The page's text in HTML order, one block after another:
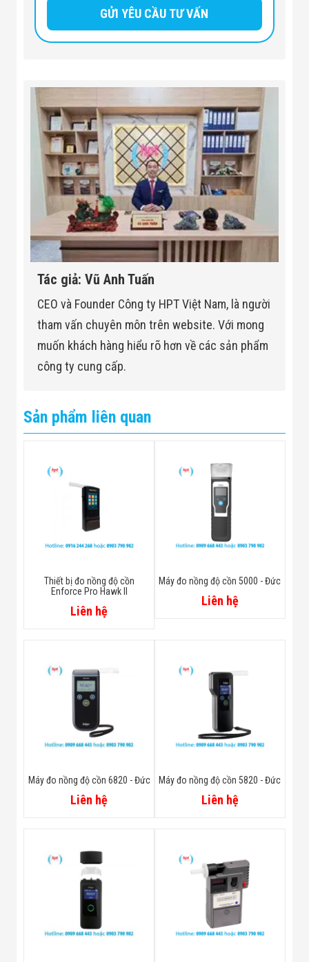
Tác giả: Vũ Anh Tuấn
CEO và Founder Công ty HPT Việt Nam, là người
tham vấn chuyên môn trên website. Với mong
muốn khách hàng hiểu rõ hơn về các sản phẩm
công ty cung cấp.
Sản phẩm liên quan
Thiết bị đo nồng độ cồn
Enforce Pro Hawk II
Liên hệ
Máy đo nồng độ cồn 5000 - Đức
Liên hệ
Máy đo nồng độ cồn 6820 - Đức
Liên hệ
Máy đo nồng độ cồn 5820 - Đức
Liên hệ